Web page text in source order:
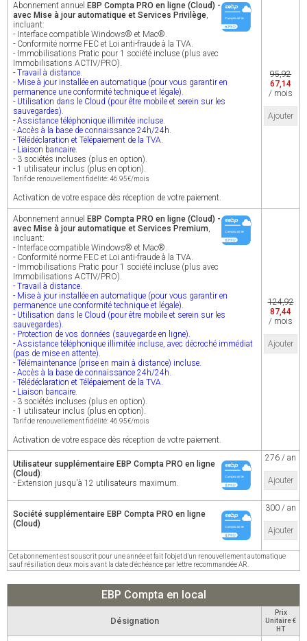
Abonnement annuel EBP Compta PRO en ligne (Cloud) -
avec Mise à jour automatique et Services Privilège,
incluant:
- Interface compatible Windows® et Mac®.
- Conformité norme FEC et Loi anti-fraude à la TVA.
- Immobilisations Pratic pour 1 société incluse (plus avec
Immobilisations ACTIV/PRO).
- Travail à distance.
- Mise à jour installée en automatique (pour vous garantir en
permanence une conformité technique et légale).
- Utilisation dans le Cloud (pour être mobile et serein sur les
sauvegardes).
- Assistance téléphonique illimitée incluse.
- Accès à la base de connaissance 24h/24h.
- Télédéclaration et Télépaiement de la TVA.
- Liaison bancaire.
- 3 sociétés incluses (plus en option).
- 1 utilisateur inclus (plus en option).
Tarif de renouvellement fidélité: 46.95€/mois
Activation de votre espace dès réception de votre paiement.
95,92
67,14
/ mois
Ajouter
Abonnement annuel EBP Compta PRO en ligne (Cloud) -
avec Mise à jour automatique et Services Premium,
incluant:
- Interface compatible Windows® et Mac®.
- Conformité norme FEC et Loi anti-fraude à la TVA.
- Immobilisations Pratic pour 1 société incluse (plus avec
Immobilisations ACTIV/PRO).
- Travail à distance.
- Mise à jour installée en automatique (pour vous garantir en
permanence une conformité technique et légale).
- Utilisation dans le Cloud (pour être mobile et serein sur les
sauvegardes).
- Protection de vos données (sauvegarde en ligne).
- Assistance téléphonique illimitée incluse, avec décroché immédiat
(pas de mise en attente).
- Télémaintenance (prise en main à distance) incluse.
- Accès à la base de connaissance 24h/24h.
- Télédéclaration et Télépaiement de la TVA.
- Liaison bancaire.
- 3 sociétés incluses (plus en option).
- 1 utilisateur inclus (plus en option).
Tarif de renouvellement fidélité: 46.95€/mois
Activation de votre espace dès réception de votre paiement.
124,92
87,44
/ mois
Ajouter
Utilisateur supplémentaire EBP Compta PRO en ligne
(Cloud):
- Extension jusqu'à 12 utilisateurs maximum.
276 / an
Ajouter
Société supplémentaire EBP Compta PRO en ligne
(Cloud)
300 / an
Ajouter
Cet abonnement est souscrit pour une année et fait l'objet d'un renouvellement automatique
sauf résiliation deux mois avant la date d'échéance par lettre recommandée AR.
EBP Compta en local
Désignation
Prix
Unitaire €
HT